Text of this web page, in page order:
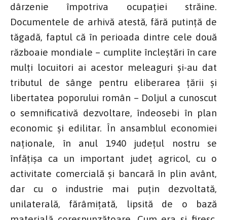
dârzenie împotriva ocupației străine.
Documentele de arhivă atestă, fără putință de
tăgadă, faptul că în perioada dintre cele două
războaie mondiale – cumplite încleștări în care
mulți locuitori ai acestor meleaguri și-au dat
tributul de sânge pentru eliberarea țării și
libertatea poporului român – Doljul a cunoscut
o semnificativă dezvoltare, îndeosebi în plan
economic și edilitar. În ansamblul economiei
naționale, în anul 1940 județul nostru se
înfățișa ca un important județ agricol, cu o
activitate comercială și bancară în plin avânt,
dar cu o industrie mai puțin dezvoltată,
unilaterală, fărâmițată, lipsită de o bază